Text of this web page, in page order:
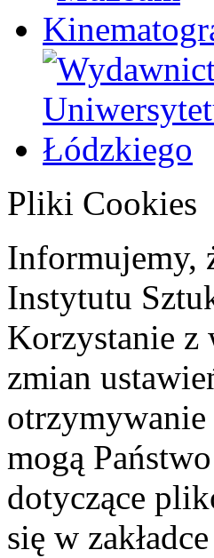
Pliki Cookies
Informujemy,
Instytutu
Korzystanie
zmian
mogą
dotyczące
się w